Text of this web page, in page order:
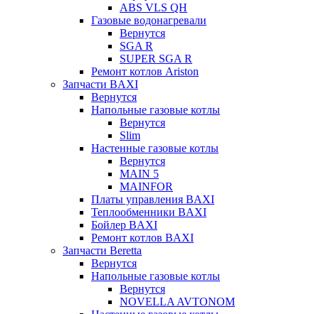
ABS VLS QH
Газовые водонагревали
Вернутся
SGA R
SUPER SGA R
Ремонт котлов Ariston
Запчасти BAXI
Вернутся
Напольные газовые котлы
Вернутся
Slim
Настенные газовые котлы
Вернутся
MAIN 5
MAINFOR
Платы управления BAXI
Теплообменники BAXI
Бойлер BAXI
Ремонт котлов BAXI
Запчасти Beretta
Вернутся
Напольные газовые котлы
Вернутся
NOVELLA AVTONOM